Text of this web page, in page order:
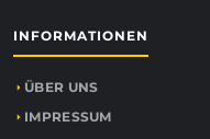
INFORMATIONEN
ÜBER UNS
IMPRESSUM